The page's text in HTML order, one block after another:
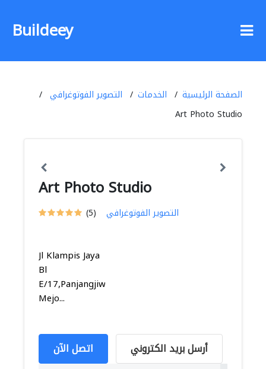
Buildeey
الصفحة الرئيسية الخدمات
التصوير الفوتوغرافي
Art Photo Studio
Art Photo Studio
(5) التصوير الفوتوغرافي
Jl Klampis Jaya
Bl
E/17,Panjangjiwo,Tenggilis
Mejo...
اتصل الآن أرسل بريد الكتروني